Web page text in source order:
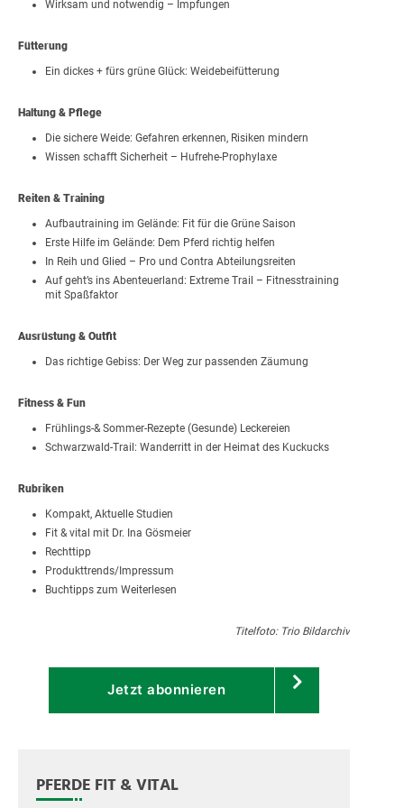
Wirksam und notwendig – Impfungen
Fütterung
Ein dickes + fürs grüne Glück: Weidebeifütterung
Haltung & Pflege
Die sichere Weide: Gefahren erkennen, Risiken mindern
Wissen schafft Sicherheit – Hufrehe-Prophylaxe
Reiten & Training
Aufbautraining im Gelände: Fit für die Grüne Saison
Erste Hilfe im Gelände: Dem Pferd richtig helfen
In Reih und Glied – Pro und Contra Abteilungsreiten
Auf geht’s ins Abenteuerland: Extreme Trail – Fitnesstraining
mit Spaßfaktor
Ausrüstung & Outfit
Das richtige Gebiss: Der Weg zur passenden Zäumung
Fitness & Fun
Frühlings-& Sommer-Rezepte (Gesunde) Leckereien
Schwarzwald-Trail: Wanderritt in der Heimat des Kuckucks
Rubriken
Kompakt, Aktuelle Studien
Fit & vital mit Dr. Ina Gösmeier
Rechttipp
Produkttrends/Impressum
Buchtipps zum Weiterlesen
Titelfoto: Trio Bildarchiv
Jetzt abonnieren
PFERDE FIT & VITAL